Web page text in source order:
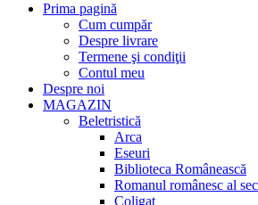
Prima pagină
Cum cumpăr
Despre livrare
Termene şi condiţii
Contul meu
Despre noi
MAGAZIN
Beletristică
Arca
Eseuri
Biblioteca Românească
Romanul românesc al
Coligat